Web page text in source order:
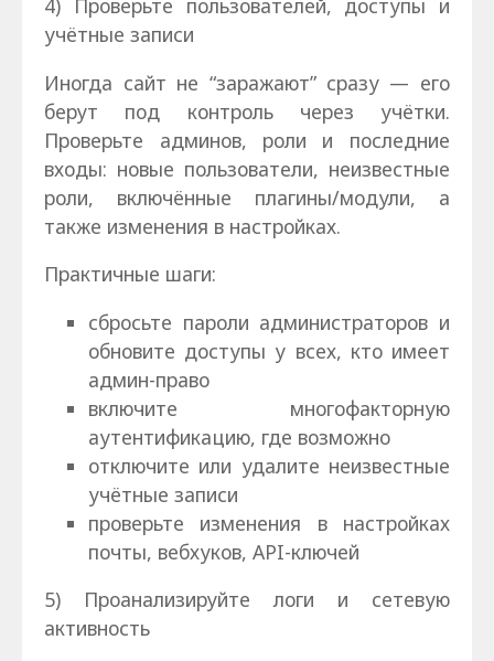
4) Проверьте пользователей, доступы и
учётные записи
Иногда сайт не “заражают” сразу — его
берут под контроль через учётки.
Проверьте админов, роли и последние
входы: новые пользователи, неизвестные
роли, включённые плагины/модули, а
также изменения в настройках.
Практичные шаги:
сбросьте пароли администраторов и
обновите доступы у всех, кто имеет
админ-право
включите многофакторную
аутентификацию, где возможно
отключите или удалите неизвестные
учётные записи
проверьте изменения в настройках
почты, вебхуков, API-ключей
5) Проанализируйте логи и сетевую
активность